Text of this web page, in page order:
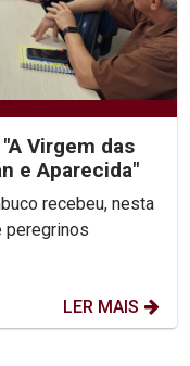
Virgem das
e Aparecida"
recebeu, nesta
peregrinos
LER MAIS